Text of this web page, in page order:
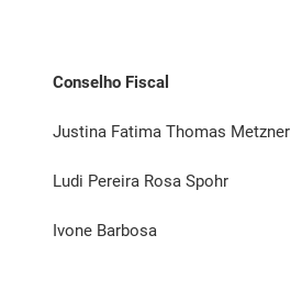
Conselho Fiscal
Justina Fatima Thomas Metzner
Ludi Pereira Rosa Spohr
Ivone Barbosa